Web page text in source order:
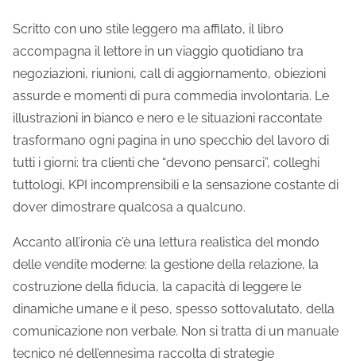
Scritto con uno stile leggero ma affilato, il libro
accompagna il lettore in un viaggio quotidiano tra
negoziazioni, riunioni, call di aggiornamento, obiezioni
assurde e momenti di pura commedia involontaria. Le
illustrazioni in bianco e nero e le situazioni raccontate
trasformano ogni pagina in uno specchio del lavoro di
tutti i giorni: tra clienti che “devono pensarci”, colleghi
tuttologi, KPI incomprensibili e la sensazione costante di
dover dimostrare qualcosa a qualcuno.
Accanto all’ironia c’è una lettura realistica del mondo
delle vendite moderne: la gestione della relazione, la
costruzione della fiducia, la capacità di leggere le
dinamiche umane e il peso, spesso sottovalutato, della
comunicazione non verbale. Non si tratta di un manuale
tecnico né dell’ennesima raccolta di strategie